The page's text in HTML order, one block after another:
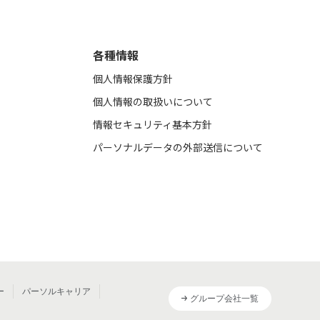
各種情報
個人情報保護方針
個人情報の取扱いについて
情報セキュリティ基本方針
パーソナルデータの外部送信について
パーソルキャリア
グループ会社一覧